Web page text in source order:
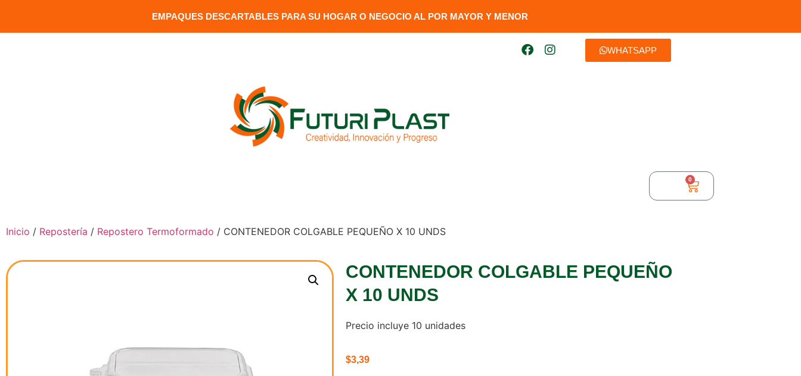
EMPAQUES DESCARTABLES PARA SU HOGAR O NEGOCIO AL POR MAYOR Y MENOR​
WHATSAPP
0
Inicio / Repostería / Repostero Termoformado / CONTENEDOR COLGABLE PEQUEÑO X 10 UNDS
CONTENEDOR COLGABLE PEQUEÑO
X 10 UNDS
Precio incluye 10 unidades
$3,39